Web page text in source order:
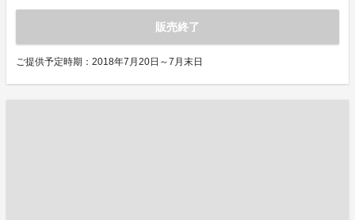
販売終了
ご提供予定時期：2018年7月20日～7月末日